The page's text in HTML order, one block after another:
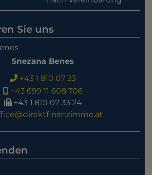
Sie uns
Snezana Benes
+43 1 810 07 33
+43 699 11 608 706
+43 1 810 07 33 24